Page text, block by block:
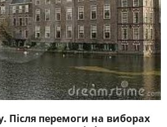
Після перемоги на виборах